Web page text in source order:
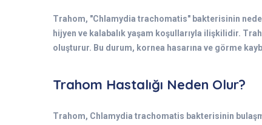
Trahom, "Chlamydia trachomatis" bakterisinin
hijyen ve kalabalık yaşam koşullarıyla ilişkilidir.
oluşturur. Bu durum, kornea hasarına ve görme
Trahom Hastalığı Neden Olur?
Trahom, Chlamydia trachomatis bakterisinin